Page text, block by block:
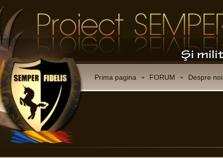
Prima pagina FORUM Despre noi